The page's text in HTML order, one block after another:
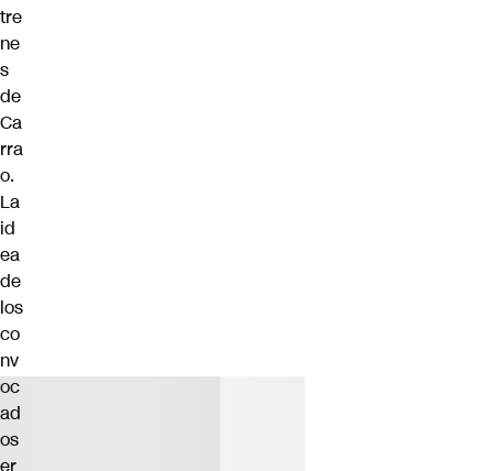
tre
ne
s
de
Ca
rra
o.
La
id
ea
de
los
co
nv
oc
ad
os
er